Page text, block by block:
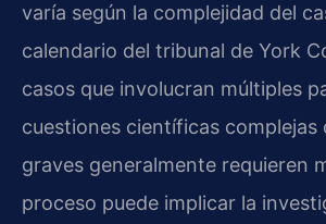
varía según la complejidad del
calendario del tribunal de York
casos que involucran múltiples
cuestiones científicas complejas
graves generalmente requieren
proceso puede implicar la